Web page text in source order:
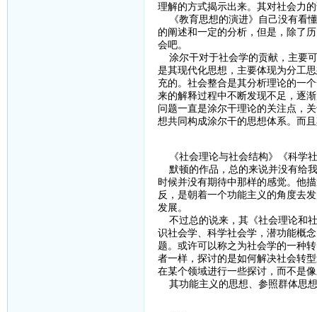
理解的方式揭示出来。其对社会力
《教育思想的演进》自己没有看
的阐述和一定的分析，但是，除了
会吧。
涂尔干对于社会学的贡献，主要
是其现代化思想，主要体现为分工
充的。社会整合是其分析理论的一
来的解释过程中不断发现不足，逐
问题一直是涂尔干理论的关注点，
想共同构成涂尔干的思想体系。而
《社会理论与社会结构》《科学
默顿的作品，总的来说并没有给
时候并没有期待中那样的感觉。他
反，是朝着一个功能主义的角度去
发展。
不过总的说来，其《社会理论和
识社会学、科学社会学，潜功能概
题。或许可以称之为社会学的一种
者一样，探讨的是如何解决社会转
在某个领域进行一些探讨，而不是
其功能主义的思想、参照群体思